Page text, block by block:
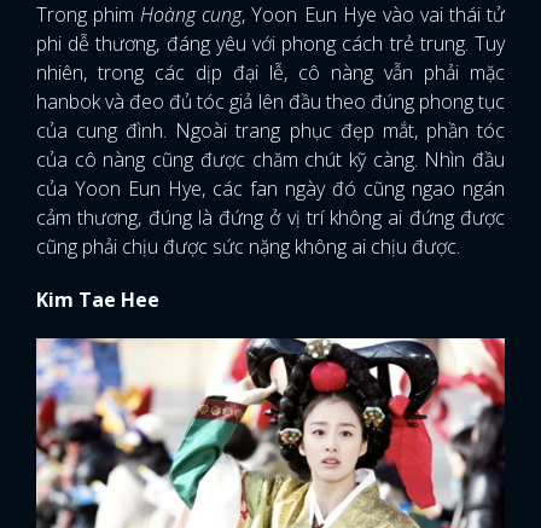
Trong phimHoàng cung, Yoon Eun Hye vào vai thái tử
phi dễ thương, đáng yêu với phong cách trẻ trung. Tuy
nhiên, trong các dịp đại lễ, cô nàng vẫn phải mặc
hanbok và đeo đủ tóc giả lên đầu theo đúng phong tục
của cung đình. Ngoài trang phục đẹp mắt, phần tóc
của cô nàng cũng được chăm chút kỹ càng. Nhìn đầu
của Yoon Eun Hye, các fan ngày đó cũng ngao ngán
cảm thương, đúng là đứng ở vị trí không ai đứng được
cũng phải chịu được sức nặng không ai chịu được.
Kim Tae Hee